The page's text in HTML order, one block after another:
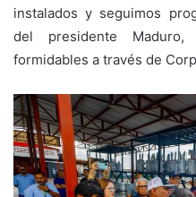
instalados y seguimos
del presidente
formidables a través de